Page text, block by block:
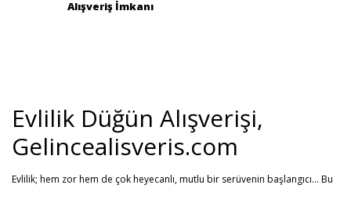
Alışveriş İmkanı
Evlilik Düğün Alışverişi,
Gelincealisveris.com
Evlilik; hem zor hem de çok heyecanlı, mutlu bir serüvenin başlangıcı... Bu